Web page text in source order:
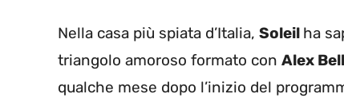
Nella casa più spiata d’Italia, Soleil ha
triangolo amoroso formato con Alex
qualche mese dopo l’inizio del